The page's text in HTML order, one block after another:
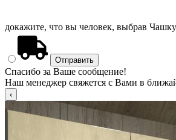
докажите, что вы человек, выбрав Чашку
Спасибо за Ваше сообщение!
Наш менеджер свяжется с Вами в